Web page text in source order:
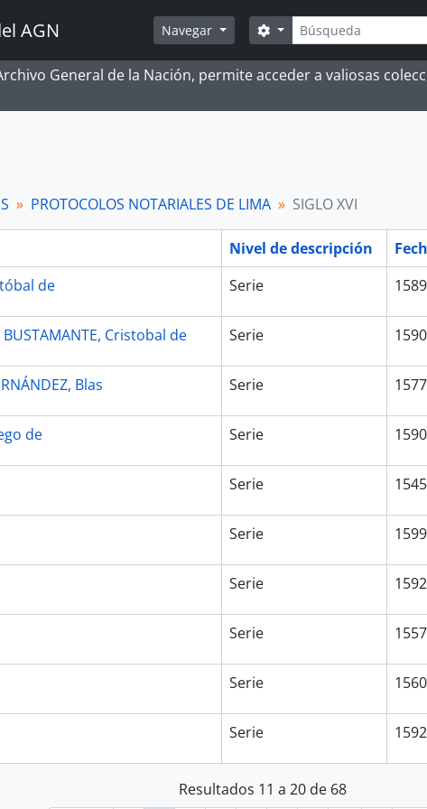
AGN Navegar Búsqueda
Search options
General de la Nación, permite acceder a valiosas
PROTOCOLOS NOTARIALES DE LIMA SIGLO XVI
Nivel de descripción
de Serie
Cristobal de Serie
Blas Serie
de Serie
Serie
Serie
Serie
Serie
Serie
Serie
Resultados 11 a 20 de 68